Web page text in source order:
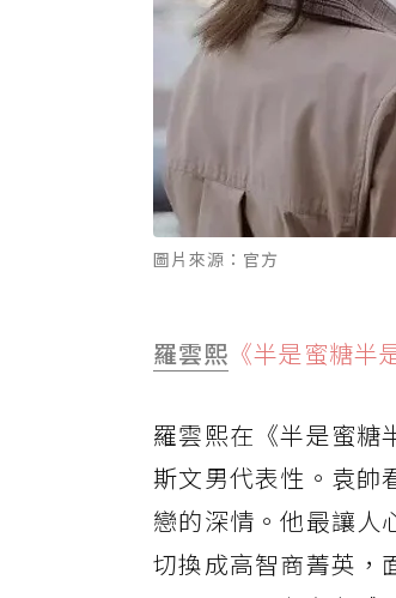
圖片來源：官方
羅雲熙 《半是蜜糖
羅雲熙在《半是蜜糖
斯文男代表性。袁帥
戀的深情。他最讓人
切換成高智商菁英，